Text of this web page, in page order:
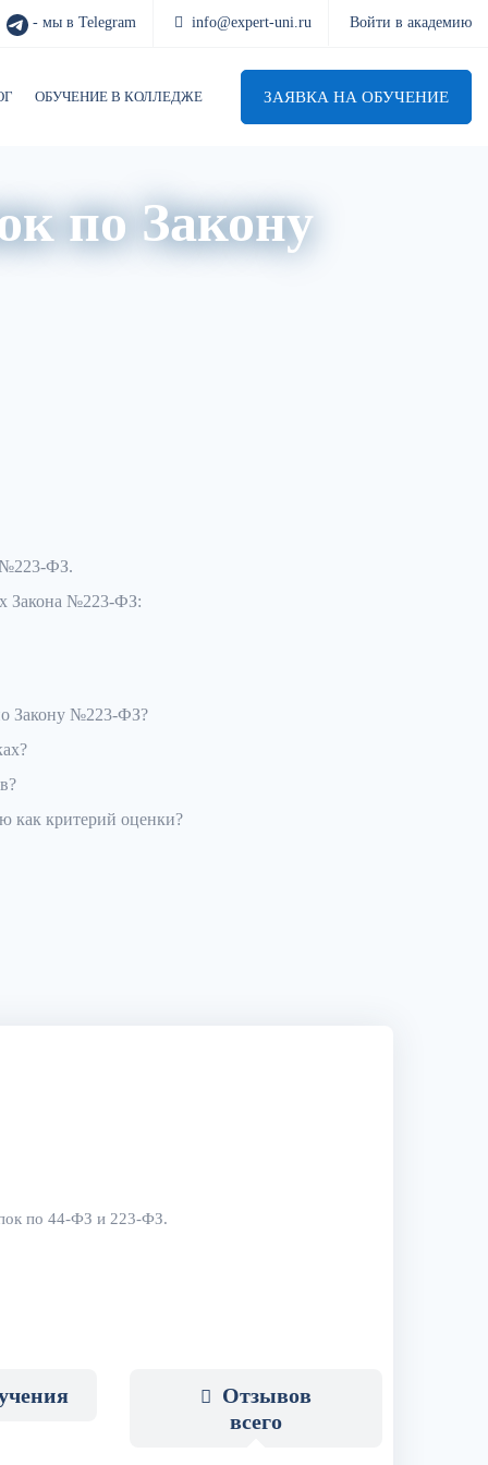
- мы в Telegram info@expert-uni.ru Войти в академию
ОБУЧЕНИЕ В КОЛЛЕДЖЕ ЗАЯВКА НА ОБУЧЕНИЕ
по Закону
№223-ФЗ.
Закона №223-ФЗ:
Закону №223-ФЗ?
как критерий оценки?
по 44-ФЗ и 223-ФЗ.
Отзывов
всего